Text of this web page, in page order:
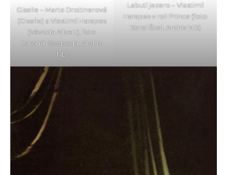
Giselle – Marta Drottnerová
(Giselle) a Vlastimil Harapes
(Vévoda Albert), foto
Jaromír Svoboda, Archiv
ND
Labutí jezero – Vlastimil
Harapes v roli Prince (foto
Karel Štoll, Archiv ND)